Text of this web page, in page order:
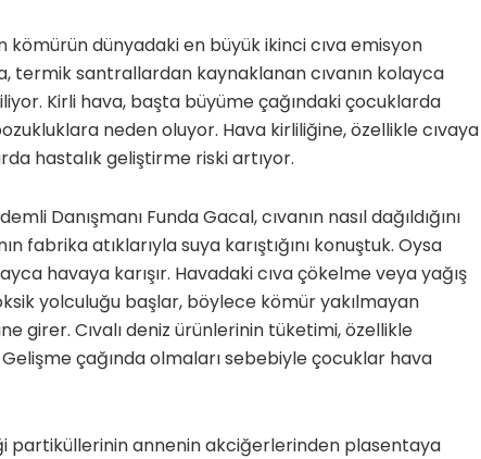
kömürün dünyadaki en büyük ikinci cıva emisyon
termik santrallardan kaynaklanan cıvanın kolayca
Kirli hava, başta büyüme çağındaki çocuklarda
neden oluyor. Hava kirliliğine, özellikle cıvaya
hastalık geliştirme riski artıyor.
Danışmanı Funda Gacal, cıvanın nasıl dağıldığını
fabrika atıklarıyla suya karıştığını konuştuk. Oysa
havaya karışır. Havadaki cıva çökelme veya yağış
yolculuğu başlar, böylece kömür yakılmayan
girer. Cıvalı deniz ürünlerinin tüketimi, özellikle
çağında olmaları sebebiyle çocuklar hava
partiküllerinin annenin akciğerlerinden plasentaya